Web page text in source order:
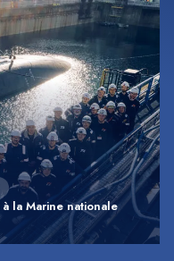
la Marine nationale